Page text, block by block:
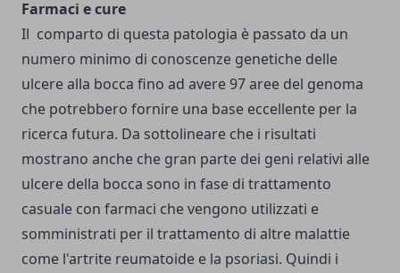
Farmaci e cure
Il comparto di questa patologia è passato da un
numero minimo di conoscenze genetiche delle
ulcere alla bocca fino ad avere 97 aree del genoma
che potrebbero fornire una base eccellente per la
ricerca futura. Da sottolineare che i risultati
mostrano anche che gran parte dei geni relativi alle
ulcere della bocca sono in fase di trattamento
casuale con farmaci che vengono utilizzati e
somministrati per il trattamento di altre malattie
come l'artrite reumatoide e la psoriasi. Quindi i